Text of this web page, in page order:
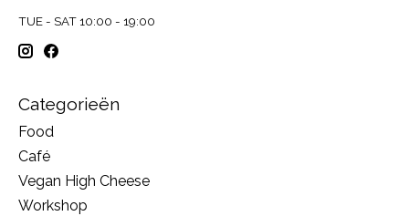
TUE - SAT 10:00 - 19:00
Categorieën
Food
Café
Vegan High Cheese
Workshop